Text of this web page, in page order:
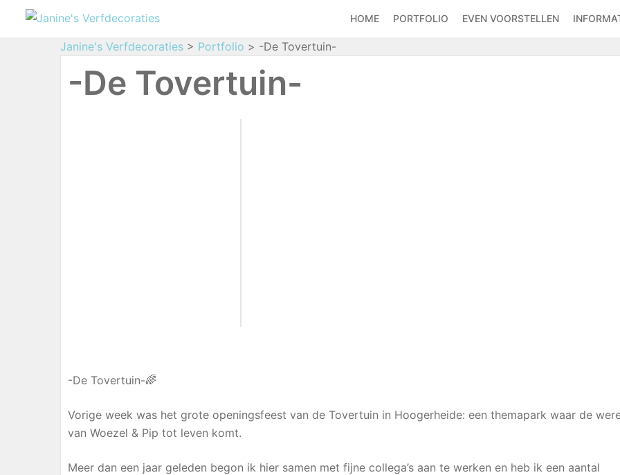
HOME PORTFOLIO EVEN VOORSTELLEN
Janine's Verfdecoraties > Portfolio > -De Tovertuin-
-De Tovertuin-
-De Tovertuin-🌈
Vorige week was het grote openingsfeest van de Tovertuin in Hoogerheide: een themapark waar de
van Woezel & Pip tot leven komt.
Meer dan een jaar geleden begon ik hier samen met fijne collega’s aan te werken en heb ik een aantal